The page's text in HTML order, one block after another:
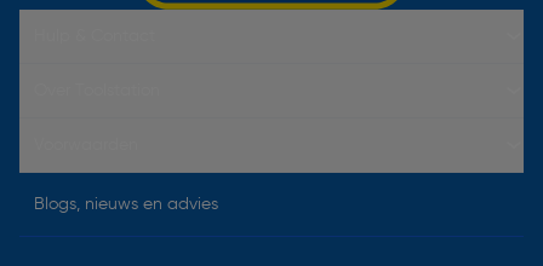
Blogs, nieuws en advies